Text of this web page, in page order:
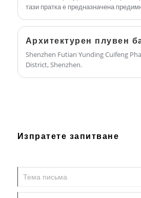
Добре дошли на
да продължат да ни
създадем по -
тази пратка е предназначена
Shenzhen Futian Yunding Cuifeng
District, Shenzhen.
Изпратете запитване